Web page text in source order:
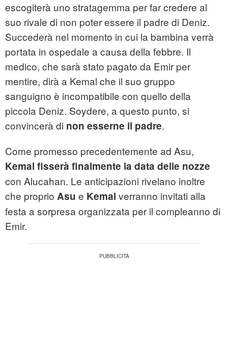
escogiterà uno stratagemma per far credere al
suo rivale di non poter essere il padre di Deniz.
Succederà nel momento in cui la bambina verrà
portata in ospedale a causa della febbre. Il
medico, che sarà stato pagato da Emir per
mentire, dirà a Kemal che il suo gruppo
sanguigno è incompatibile con quello della
piccola Deniz. Soydere, a questo punto, si
convincerà di non esserne il padre.
Come promesso precedentemente ad Asu,
Kemal fisserà finalmente la data delle nozze
con Alucahan. Le anticipazioni rivelano inoltre
che proprio Asu e Kemal verranno invitati alla
festa a sorpresa organizzata per il compleanno di
Emir.